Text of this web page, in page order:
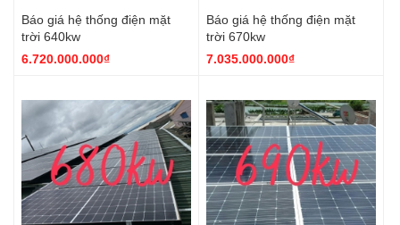
Báo giá hệ thống điện mặt
trời 640kw
6.720.000.000₫
Báo giá hệ thống điện mặt
trời 670kw
7.035.000.000₫